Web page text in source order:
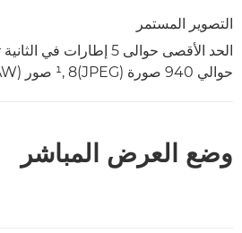
التصوير المستمر
الحد الأقصى حوالى 5
حوالي 940 صورة (JPEG)¹, 8 صور (RAW))²
وضع العرض المباشر